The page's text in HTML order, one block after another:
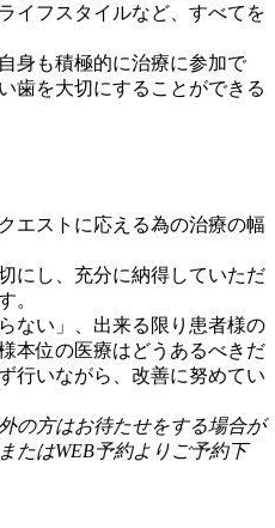
イフスタイルなど、すべてを
身も積極的に治療に参加で
歯を大切にすることができる
エストに応える為の治療の幅
にし、充分に納得していただ
。
ない」、出来る限り患者様の
本位の医療はどうあるべきだ
行いながら、改善に努めてい
の方はお待たせをする場合が
たはWEB予約よりご予約下